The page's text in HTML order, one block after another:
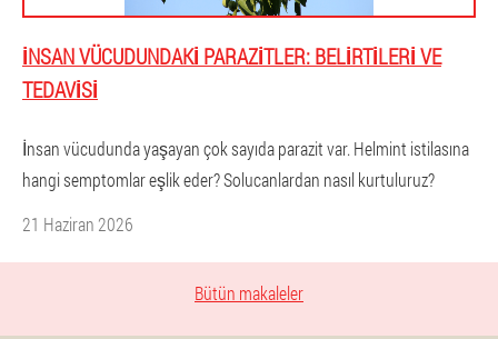
İNSAN VÜCUDUNDAKI PARAZITLER: BELIRTILERI VE
TEDAVISI
İnsan vücudunda yaşayan çok sayıda parazit var. Helmint istilasına
hangi semptomlar eşlik eder? Solucanlardan nasıl kurtuluruz?
21 Haziran 2026
Bütün makaleler